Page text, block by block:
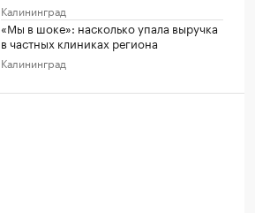
Калининград
«Мы в шоке»: насколько упала выручка
в частных клиниках региона
Калининград